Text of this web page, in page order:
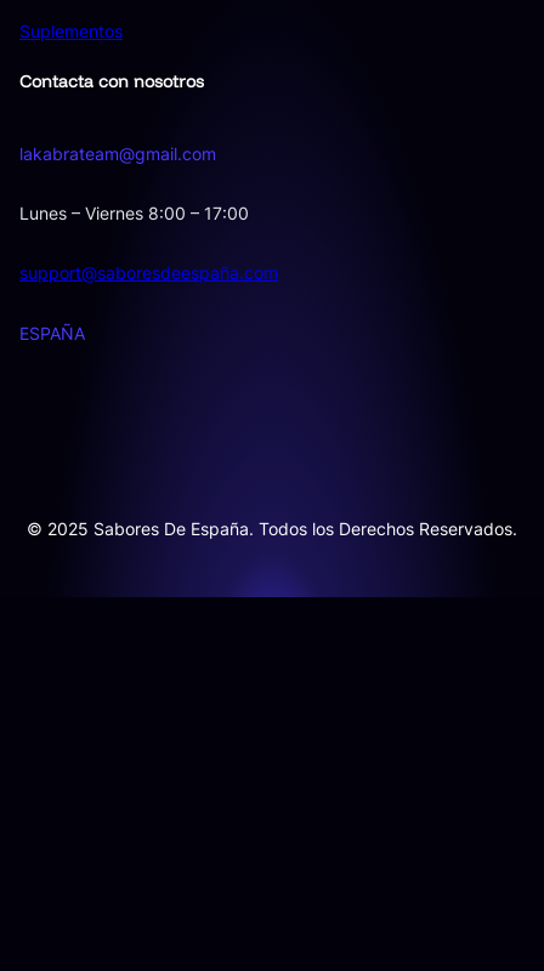
Suplementos
Contacta con nosotros
lakabrateam@gmail.com
Lunes – Viernes 8:00 – 17:00
support@saboresdeespaña.com
ESPAÑA
© 2025 Sabores De España. Todos los Derechos Reservados.